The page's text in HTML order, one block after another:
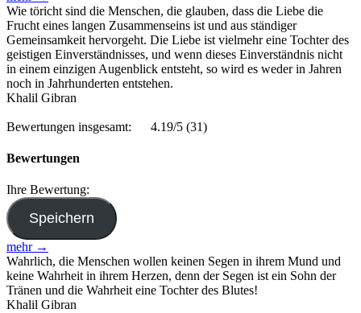
Wie töricht sind die Menschen, die glauben, dass die Liebe die
Frucht eines langen Zusammenseins ist und aus ständiger
Gemeinsamkeit hervorgeht. Die Liebe ist vielmehr eine Tochter des
geistigen Einverständnisses, und wenn dieses Einverständnis nicht
in einem einzigen Augenblick entsteht, so wird es weder in Jahren
noch in Jahrhunderten entstehen.
Khalil Gibran
Bewertungen insgesamt: 4.19/5 (31)
Bewertungen
Ihre Bewertung:
mehr →
Wahrlich, die Menschen wollen keinen Segen in ihrem Mund und
keine Wahrheit in ihrem Herzen, denn der Segen ist ein Sohn der
Tränen und die Wahrheit eine Tochter des Blutes!
Khalil Gibran